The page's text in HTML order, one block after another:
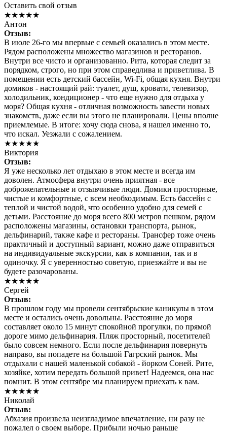
Оставить свой отзыв
★★★★★
Антон
Отзыв:
В июле 26-го мы впервые с семьей оказались в этом месте.
Рядом расположены множество магазинов и ресторанов.
Внутри все чисто и организованно. Рита, которая следит за
порядком, строго, но при этом справедлива и приветлива. В
помещении есть детский бассейн, Wi-Fi, общая кухня. Внутри
домиков - настоящий рай: туалет, душ, кровати, телевизор,
холодильник, кондиционер - что еще нужно для отдыха у
моря? Общая кухня - отличная возможность завести новых
знакомств, даже если вы этого не планировали. Цены вполне
приемлемые. В итоге: хочу сюда снова, я нашел именно то,
что искал. Уезжали с сожалением.
★★★★★
Виктория
Отзыв:
Я уже несколько лет отдыхаю в этом месте и всегда им
доволен. Атмосфера внутри очень приятная - все
доброжелательные и отзывчивые люди. Домики просторные,
чистые и комфортные, с всем необходимым. Есть бассейн с
теплой и чистой водой, что особенно удобно для семей с
детьми. Расстояние до моря всего 800 метров пешком, рядом
расположены магазины, остановки транспорта, рынок,
дельфинарий, также кафе и рестораны. Трансфер тоже очень
практичный и доступный вариант, можно даже отправиться
на индивидуальные экскурсии, как в компании, так и в
одиночку. Я с уверенностью советую, приезжайте и вы не
будете разочарованы.
★★★★★
Сергей
Отзыв:
В прошлом году мы провели сентябрьские каникулы в этом
месте и остались очень довольны. Расстояние до моря
составляет около 15 минут спокойной прогулки, по прямой
дороге мимо дельфинария. Пляж просторный, посетителей
было совсем немного. Если после дельфинария повернуть
направо, вы попадете на большой Гагрский рынок. Мы
отдыхали с нашей маленькой собакой - йорком Соней. Рите,
хозяйке, хотим передать большой привет! Надеемся, она нас
помнит. В этом сентябре мы планируем приехать к вам.
★★★★★
Николай
Отзыв:
Абхазия произвела неизгладимое впечатление, ни разу не
пожалел о своем выборе. Прибыли ночью раньше